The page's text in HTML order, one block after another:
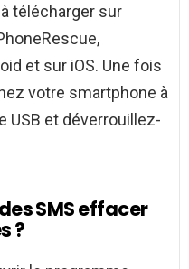
télécharger sur
et sur iOS. Une fois
votre smartphone à
USB et déverrouillez-
SMS effacer
?